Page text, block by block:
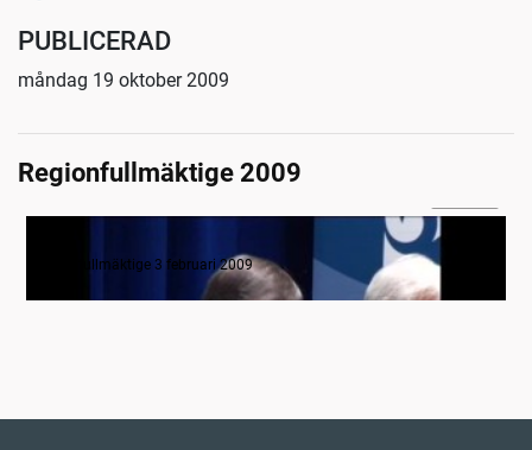
PUBLICERAD
måndag 19 oktober 2009
Regionfullmäktige 2009
Regionfullmäktige 3 februari 2009